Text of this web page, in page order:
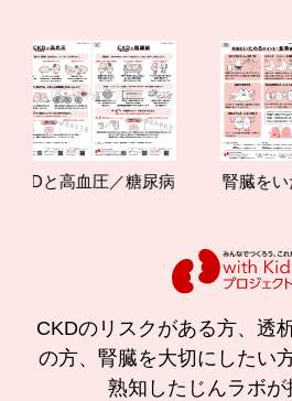
と高血圧／糖尿病
腎臓をいた
CKDのリスクがある方、透
の方、腎臓を大切にしたい
熟知したじんラボが